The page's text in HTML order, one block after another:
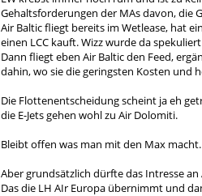
Gehaltsforderungen der MAs davon, die
Air Baltic fliegt bereits im Wetlease, hat
einen LCC kauft. Wizz wurde da
Dann fliegt eben Air Baltic den Feed,
dahin, wo sie die geringsten Kosten und
Die Flottenentscheidung scheint ja eh
die E-Jets gehen wohl zu Air Dolomiti.
Bleibt offen was man mit den Max macht.
Aber grundsätzlich dürfte das Intresse
Das die LH AIr Europa übernimmt und